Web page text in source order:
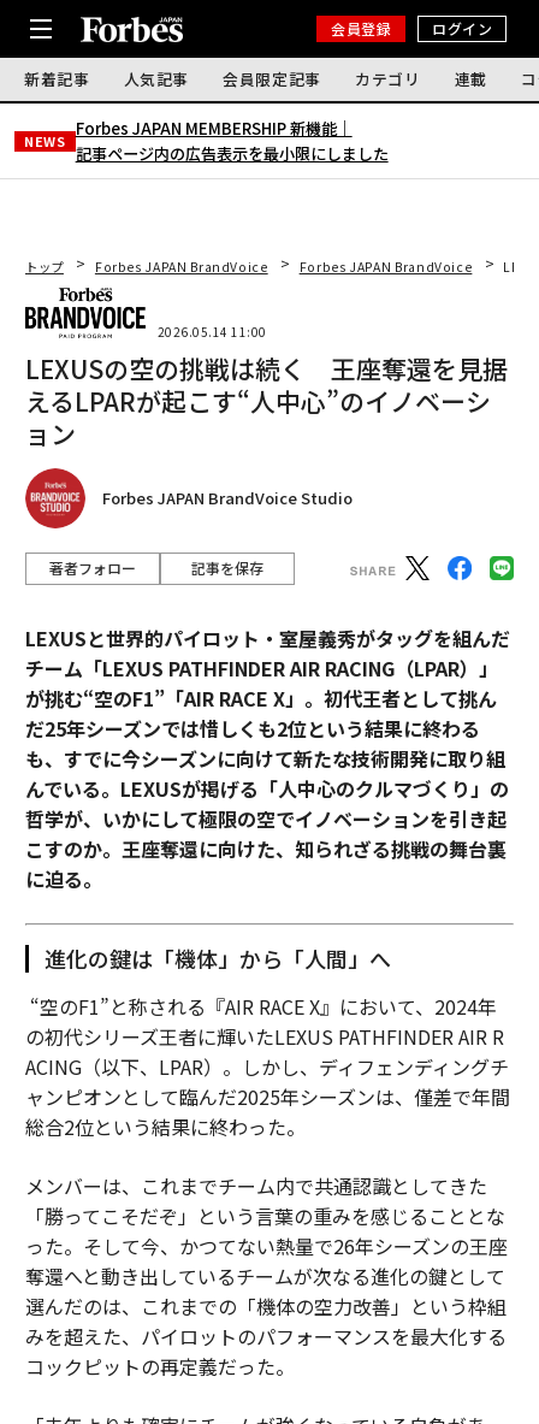
会員登録 ログイン
新着記事 人気記事 会員限定記事 カテゴリ 連載
NEWS
Forbes JAPAN MEMBERSHIP 新機能｜
記事ページ内の広告表示を最小限にしました
トップ Forbes JAPAN BrandVoice Forbes JAPAN BrandVoice
2026.05.14 11:00
LEXUSの空の挑戦は続く 王座奪還を見据
えるLPARが起こす“人中心”のイノベーシ
ョン
Forbes JAPAN BrandVoice Studio
著者フォロー 記事を保存
LEXUSと世界的パイロット・室屋義秀がタッグを組んだ
チーム「LEXUS PATHFINDER AIR RACING（LPAR）」
が挑む“空のF1”「AIR RACE X」。初代王者として挑ん
だ25年シーズンでは惜しくも2位という結果に終わる
も、すでに今シーズンに向けて新たな技術開発に取り組
んでいる。LEXUSが掲げる「人中心のクルマづくり」の
哲学が、いかにして極限の空でイノベーションを引き起
こすのか。王座奪還に向けた、知られざる挑戦の舞台裏
に迫る。
進化の鍵は「機体」から「人間」へ
“空のF1”と称される『AIR RACE X』において、2024年
の初代シリーズ王者に輝いたLEXUS PATHFINDER AIR R
ACING（以下、LPAR）。しかし、ディフェンディングチ
ャンピオンとして臨んだ2025年シーズンは、僅差で年間
総合2位という結果に終わった。
メンバーは、これまでチーム内で共通認識としてきた
「勝ってこそだぞ」という言葉の重みを感じることとな
った。そして今、かつてない熱量で26年シーズンの王座
奪還へと動き出しているチームが次なる進化の鍵として
選んだのは、これまでの「機体の空力改善」という枠組
みを超えた、パイロットのパフォーマンスを最大化する
コックピットの再定義だった。